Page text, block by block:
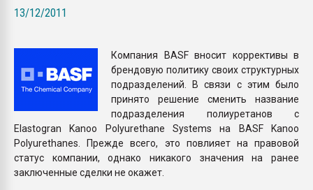
ПЕРЕЙТИ НА
13/12/2011
Компания BASF вносит коррективы в
брендовую политику своих структурных
подразделений. В связи с этим было
принято решение сменить название
подразделения полиуретанов с
Elastogran Kanoo Polyurethane Systems на BASF Kanoo
Polyurethanes. Прежде всего, это повлияет на правовой
статус компании, однако никакого значения на ранее
заключенные сделки не окажет.